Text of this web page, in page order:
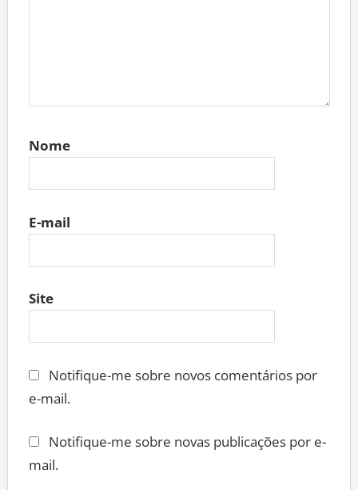
Nome
E-mail
Site
Notifique-me sobre novos comentários por
e-mail.
Notifique-me sobre novas publicações por e-
mail.